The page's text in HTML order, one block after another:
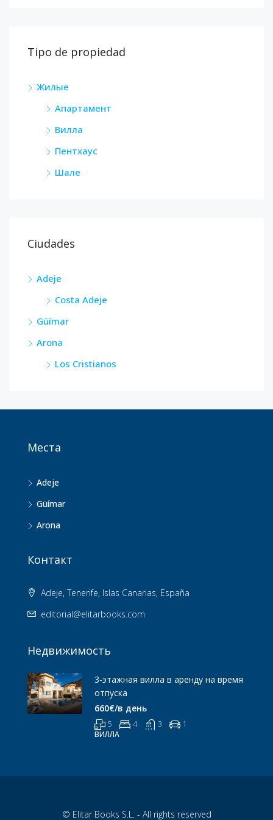
Tipo de propiedad
Жилые
Апартамент
Вилла
Пентхаус
Шале
Ciudades
Adeje
Costa Adeje
Güímar
Arona
Los Cristianos
Места
Adeje
Güímar
Arona
Контакт
Adeje, Tenerife, Islas Canarias, España
editorial@elitarbooks.com
Недвижимость
3-этажная вилла в аренду на время
отпуска
660€/в день
5 4 3
1
ВИЛЛА
© Elitar Books S.L. - All rights reserved